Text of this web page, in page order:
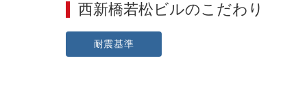
西新橋若松ビルのこだわり
耐震基準